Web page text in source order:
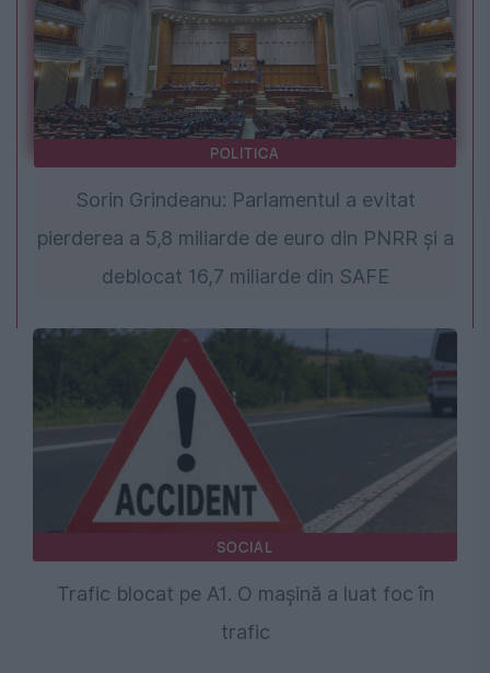
POLITICA
Sorin Grindeanu: Parlamentul a evitat
pierderea a 5,8 miliarde de euro din PNRR și a
deblocat 16,7 miliarde din SAFE
SOCIAL
Trafic blocat pe A1. O mașină a luat foc în
trafic